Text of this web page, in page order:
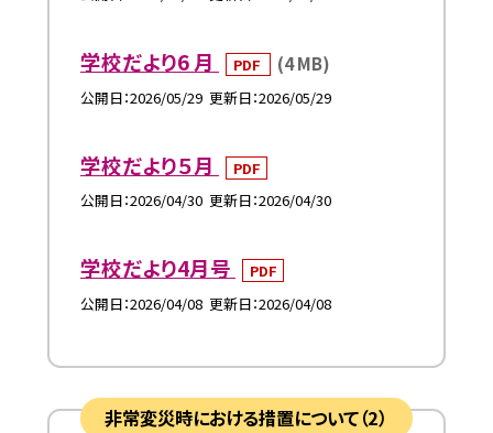
学校だより6 月 PDF (4 MB)
公開日 2026/05/29 更新日 2026/05/29
学校だより５月
PDF
公開日 2026/04/30 更新日 2026/04/30
学校だより4月号
PDF
公開日 2026/04/08 更新日 2026/04/08
非常変災時における措置について（2）